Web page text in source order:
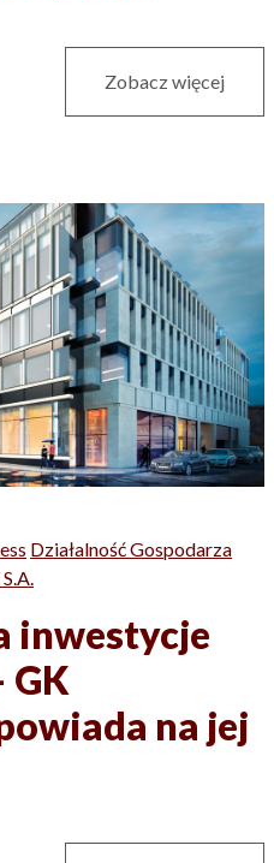
Zobacz więcej
Działalność Gospodarza
inwestycje
GK
na jej